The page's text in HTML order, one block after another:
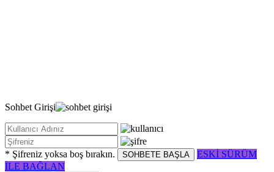
Sohbet Girişi
* Şifreniz yoksa boş bırakın. SOHBETE BAŞLA
ESKİ SÜRÜM
İLE BAĞLAN